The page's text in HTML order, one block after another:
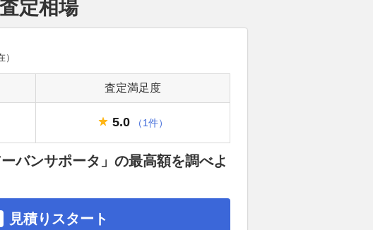
定相場
）
査定満足度
5.0 （1件）
バンサポータ」の最高額を調べよ
見積りスタート